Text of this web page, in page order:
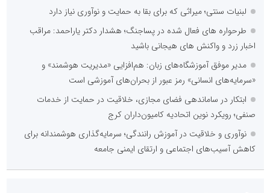
لبنیات سنتی؛ میراثی که برای بقا به حمایت و نوآوری نیاز دارد
طرحواره های فعال شده در پساجنگ؛ هشدار دکتر یاراحمد: مراقب
اخبار زرد و واکنش های هیجانی باشید
مدیر موفق آموزشگاه‌های زبان: هم‌افزایی «مدیریت هوشمند» و
«سرمایه‌های انسانی» رمز عبور از بحران‌های آموزشی است
ابتکار در ساماندهی فضای مجازی، خلاقیت در حمایت از خدمات
صنفی؛ رویکرد نوین اتحادیه کامیون‌داران کرج
نوآوری و خلاقیت در آموزش رانندگی؛ سرمایه‌گذاری هوشمندانه برای
کاهش آسیب‌های اجتماعی و ارتقای ایمنی جامعه